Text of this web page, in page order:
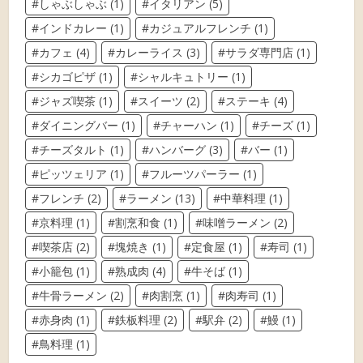
しゃぶしゃぶ (1) イタリアン (5)
インドカレー (1) カジュアルフレンチ (1)
カフェ (4) カレーライス (3) サラダ専門店 (1)
シカゴピザ (1) シャルキュトリー (1)
ジャズ喫茶 (1) スイーツ (2) ステーキ (4)
ダイニングバー (1) チャーハン (1) チーズ (1)
チーズタルト (1) ハンバーグ (3) バー (1)
ピッツェリア (1) フルーツパーラー (1)
フレンチ (2) ラーメン (13) 中華料理 (1)
京料理 (1) 割烹和食 (1) 味噌ラーメン (2)
喫茶店 (2) 塊焼き (1) 定食屋 (1) 寿司 (1)
小籠包 (1) 熟成肉 (4) 牛そば (1)
牛骨ラーメン (2) 肉割烹 (1) 肉寿司 (1)
赤身肉 (1) 鉄板料理 (2) 駅弁 (2) 鰻 (1)
鳥料理 (1)